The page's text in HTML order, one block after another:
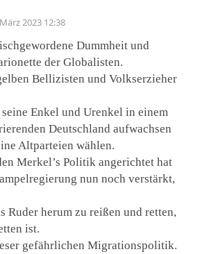
2023 12:38
Dummheit und
der Globalisten.
Bellizisten und Volkserzieher
Enkel und Urenkel in einem
Deutschland aufwachsen
Altparteien wählen.
Merkel’s Politik angerichtet hat
nun noch verstärkt,
Ruder herum zu reißen und retten,
ist.
gefährlichen Migrationspolitik.